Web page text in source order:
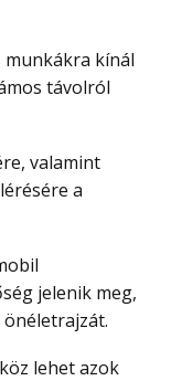
távolról
a
jelenik meg,
lehet azok